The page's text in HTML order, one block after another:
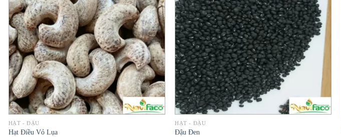
HẠT - ĐẬU
Hạt Điều Vỏ Lụa
HẠT - ĐẬU
Đậu Đen